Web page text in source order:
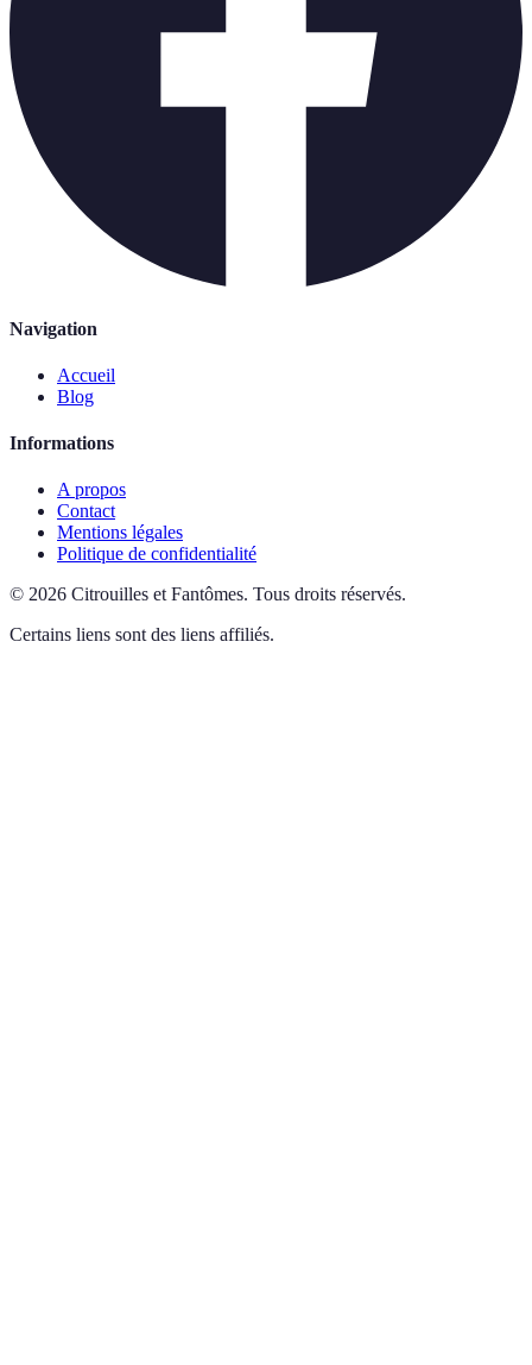
Navigation
Accueil
Blog
Informations
A propos
Contact
Mentions légales
Politique de confidentialité
© 2026 Citrouilles et Fantômes. Tous droits réservés.
Certains liens sont des liens affiliés.